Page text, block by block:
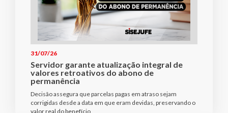
31/07/26
Servidor garante atualização integral de
valores retroativos do abono de
permanência
Decisão assegura que parcelas pagas em atraso sejam
corrigidas desde a data em que eram devidas, preservando o
valor real do benefício